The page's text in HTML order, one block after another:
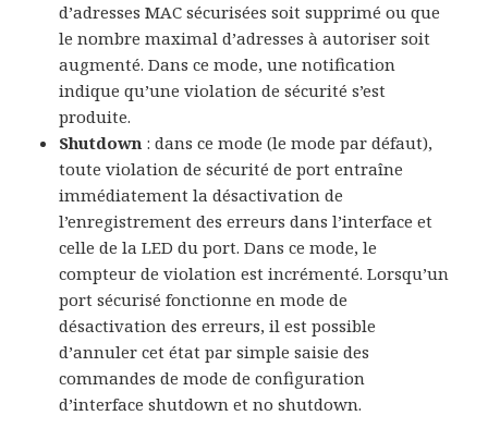
d’adresses MAC sécurisées soit supprimé ou que
le nombre maximal d’adresses à autoriser soit
augmenté. Dans ce mode, une notification
indique qu’une violation de sécurité s’est
produite.
Shutdown : dans ce mode (le mode par défaut),
toute violation de sécurité de port entraîne
immédiatement la désactivation de
l’enregistrement des erreurs dans l’interface et
celle de la LED du port. Dans ce mode, le
compteur de violation est incrémenté. Lorsqu’un
port sécurisé fonctionne en mode de
désactivation des erreurs, il est possible
d’annuler cet état par simple saisie des
commandes de mode de configuration
d’interface shutdown et no shutdown.